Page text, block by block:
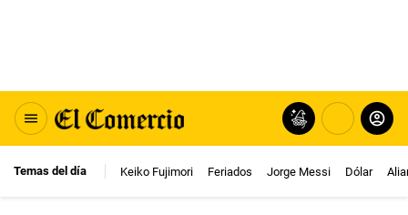
Temas del día Keiko Fujimori Feriados Jorge Messi Dólar